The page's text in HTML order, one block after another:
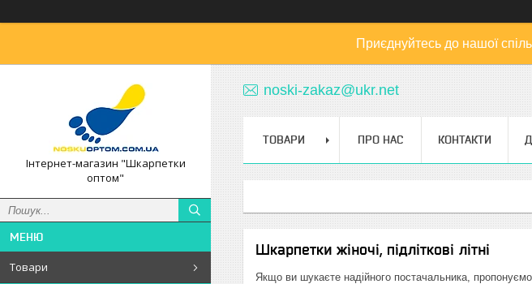
Приєднуйтесь до нашої
Інтернет-магазин "Шкарпетки
оптом"
Товари
noski-zakaz@ukr.net
ТОВАРИ ПРО НАС КОНТАКТИ
Шкарпетки жіночі, підліткові літні
Якщо ви шукаєте надійного постачальника, пропонуємо